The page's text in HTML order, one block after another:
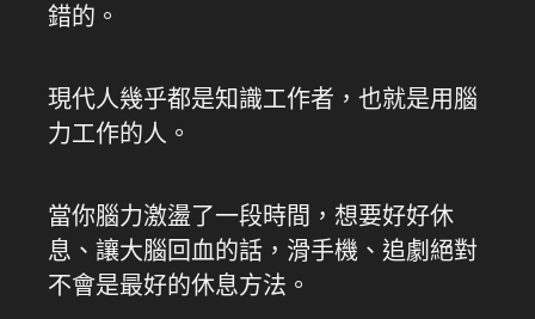
錯的。
現代人幾乎都是知識工作者，也就是用腦
力工作的人。
當你腦力激盪了一段時間，想要好好休
息、讓大腦回血的話，滑手機、追劇絕對
不會是最好的休息方法。